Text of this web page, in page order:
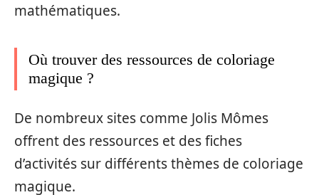
mathématiques.
Où trouver des ressources de coloriage
magique ?
De nombreux sites comme Jolis Mômes
offrent des ressources et des fiches
d’activités sur différents thèmes de coloriage
magique.